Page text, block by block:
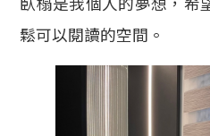
鬆可以閱讀的空間。